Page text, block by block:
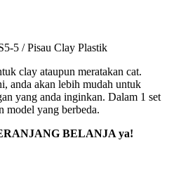
5 / Pisau Clay Plastik
clay ataupun meratakan cat.
anda akan lebih mudah untuk
yang anda inginkan. Dalam 1 set
model yang berbeda.
BELANJA ya!